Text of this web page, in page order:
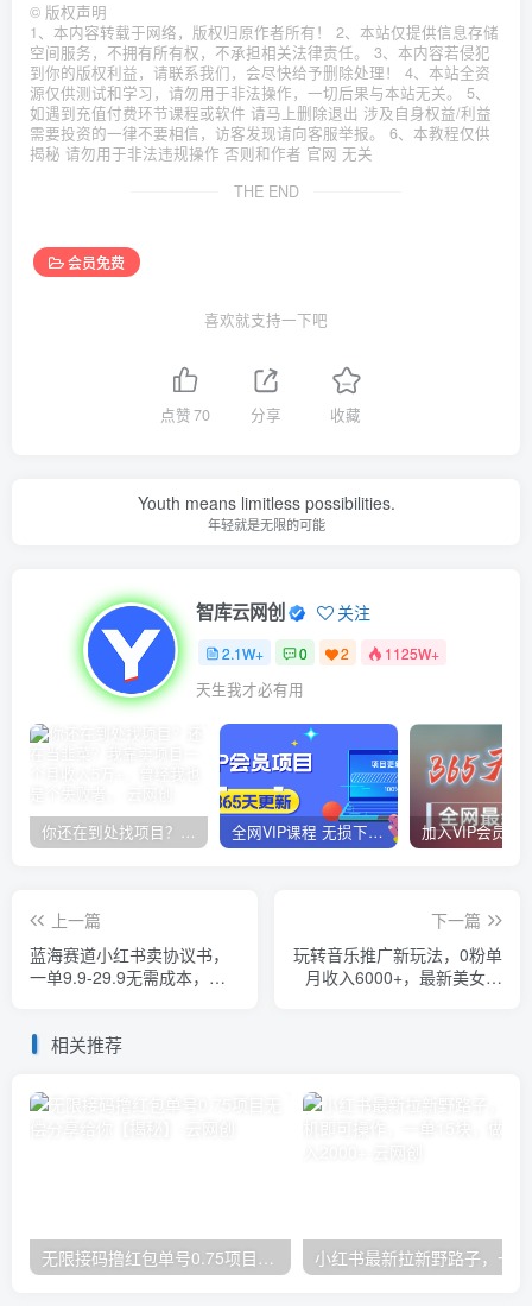
© 版权声明
1、本内容转载于网络，版权归原作者所有！ 2、本站仅提供信息存储
空间服务，不拥有所有权，不承担相关法律责任。 3、本内容若侵犯
到你的版权利益，请联系我们，会尽快给予删除处理！ 4、本站全资
源仅供测试和学习，请勿用于非法操作，一切后果与本站无关。 5、
如遇到充值付费环节课程或软件 请马上删除退出 涉及自身权益/利益
需要投资的一律不要相信，访客发现请向客服举报。 6、本教程仅供
揭秘 请勿用于非法违规操作 否则和作者 官网 无关
THE END
会员免费
喜欢就支持一下吧
点赞70 分享 收藏
Youth means limitless possibilities.
年轻就是无限的可能
智库云网创 关注
2.1W+ 0 2 1125W+
天生我才必有用
你还在到处找项目？还在当韭菜？我靠卖项目一个月收入5万+，曾经我也是个失败者。 全网VIP课程 无损下载~
上一篇
蓝海赛道小红书卖协议书，
一单9.9-29.9无需成本，轻
下一篇
玩转音乐推广新玩法，0粉单
月收入6000+，最新美女图
相关推荐
无限接码撸红包单号0.75项目无偿分享给你【揭秘】